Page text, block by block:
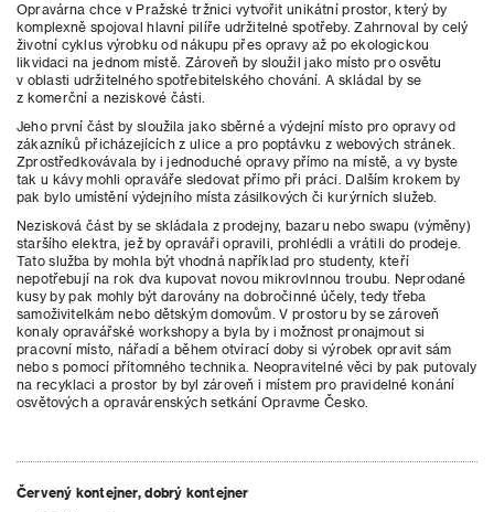
Opravárna chce v Pražské tržnici vytvořit unikátní prostor, který by
komplexně spojoval hlavní pilíře udržitelné spotřeby. Zahrnoval by celý
životní cyklus výrobku od nákupu přes opravy až po ekologickou
likvidaci na jednom místě. Zároveň by sloužil jako místo pro osvětu
v oblasti udržitelného spotřebitelského chování. A skládal by se
z komerční a neziskové části.
Jeho první část by sloužila jako sběrné a výdejní místo pro opravy od
zákazníků přicházejících z ulice a pro poptávku z webových stránek.
Zprostředkovávala by i jednoduché opravy přímo na místě, a vy byste
tak u kávy mohli opraváře sledovat přímo při práci. Dalším krokem by
pak bylo umístění výdejního místa zásilkových či kurýrních služeb.
Nezisková část by se skládala z prodejny, bazaru nebo swapu (výměny)
staršího elektra, jež by opraváři opravili, prohlédli a vrátili do prodeje.
Tato služba by mohla být vhodná například pro studenty, kteří
nepotřebují na rok dva kupovat novou mikrovlnnou troubu. Neprodané
kusy by pak mohly být darovány na dobročinné účely, tedy třeba
samoživitelkám nebo dětským domovům. V prostoru by se zároveň
konaly opravářské workshopy a byla by i možnost pronajmout si
pracovní místo, nářadí a během otvírací doby si výrobek opravit sám
nebo s pomocí přítomného technika. Neopravitelné věci by pak putovaly
na recyklaci a prostor by byl zároveň i místem pro pravidelné konání
osvětových a opravárenských setkání Opravme Česko.
Červený kontejner, dobrý kontejner